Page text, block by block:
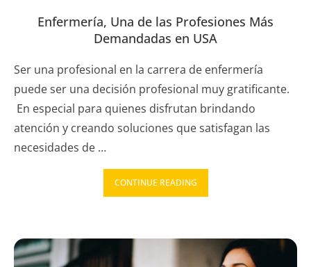
Enfermería, Una de las Profesiones Más
Demandadas en USA
Ser una profesional en la carrera de enfermería
puede ser una decisión profesional muy gratificante.
En especial para quienes disfrutan brindando
atención y creando soluciones que satisfagan las
necesidades de …
CONTINUE READING